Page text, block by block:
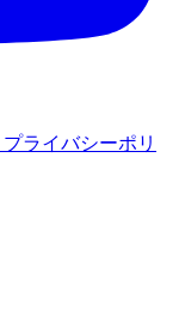
プライバシーポリ